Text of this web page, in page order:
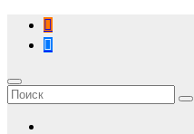
Перейти
содержимому